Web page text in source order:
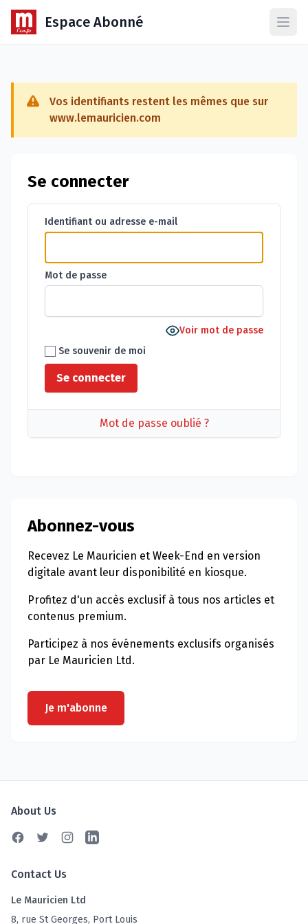
Espace Abonné
Vos identifiants restent les mêmes que sur
www.lemauricien.com
Se connecter
Identifiant ou adresse e-mail
Mot de passe
Voir mot de passe
Se souvenir de moi
Mot de passe oublié ?
Abonnez-vous
Recevez Le Mauricien et Week-End en version
digitale avant leur disponibilité en kiosque.
Profitez d'un accès exclusif à tous nos articles et
contenus premium.
Participez à nos événements exclusifs organisés
par Le Mauricien Ltd.
Je m'abonne
About Us
FacebookTwitterInstagramLinkedin
Contact Us
Le Mauricien Ltd
8, rue St Georges, Port Louis